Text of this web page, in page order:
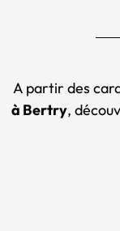
A partir des
à Bertry,